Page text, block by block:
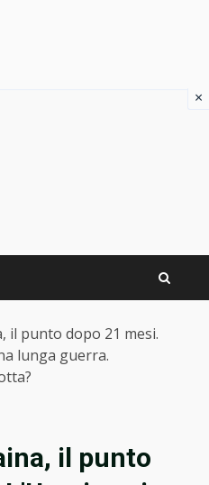
il punto dopo 21 mesi.
lunga guerra.
il punto
×